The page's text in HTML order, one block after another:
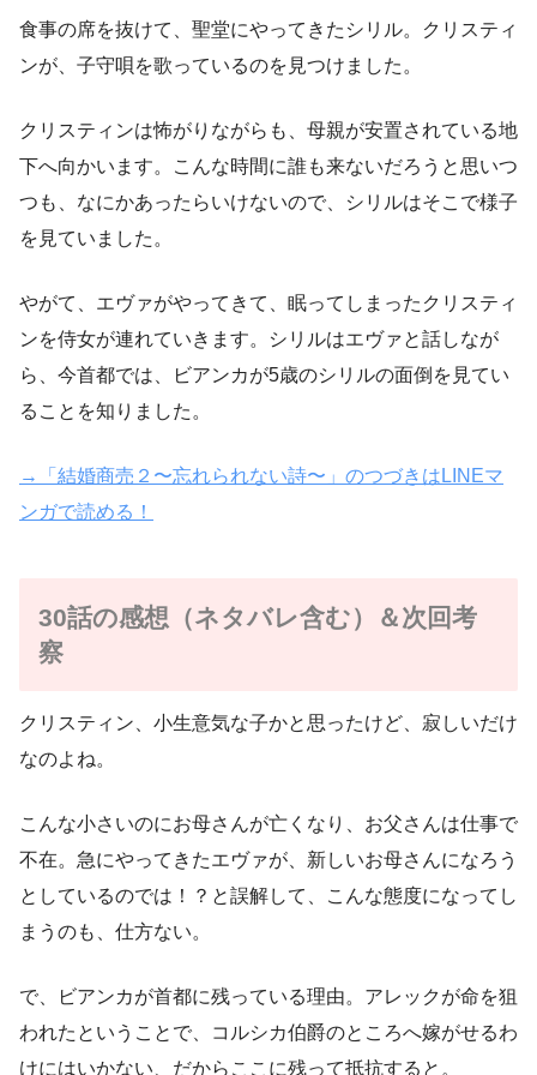
食事の席を抜けて、聖堂にやってきたシリル。クリスティ
ンが、子守唄を歌っているのを見つけました。
クリスティンは怖がりながらも、母親が安置されている地
下へ向かいます。こんな時間に誰も来ないだろうと思いつ
つも、なにかあったらいけないので、シリルはそこで様子
を見ていました。
やがて、エヴァがやってきて、眠ってしまったクリスティ
ンを侍女が連れていきます。シリルはエヴァと話しなが
ら、今首都では、ビアンカが5歳のシリルの面倒を見てい
ることを知りました。
→「結婚商売２〜忘れられない詩〜」のつづきはLINEマ
ンガで読める！
30話の感想（ネタバレ含む）＆次回考
察
クリスティン、小生意気な子かと思ったけど、寂しいだけ
なのよね。
こんな小さいのにお母さんが亡くなり、お父さんは仕事で
不在。急にやってきたエヴァが、新しいお母さんになろう
としているのでは！？と誤解して、こんな態度になってし
まうのも、仕方ない。
で、ビアンカが首都に残っている理由。アレックが命を狙
われたということで、コルシカ伯爵のところへ嫁がせるわ
けにはいかない、だからここに残って抵抗すると。